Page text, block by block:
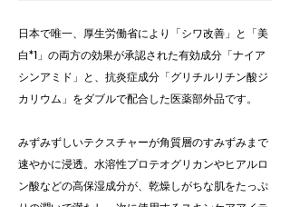
日本で唯一、厚生労働省により「シワ改善」と「美
白*1」の両方の効果が承認された有効成分「ナイア
シンアミド」と、抗炎症成分「グリチルリチン酸ジ
カリウム」をダブルで配合した医薬部外品です。
みずみずしいテクスチャーが角質層のすみずみまで
速やかに浸透。水溶性プロテオグリカンやヒアルロ
ン酸などの高保湿成分が、乾燥しがちな肌をたっぷ